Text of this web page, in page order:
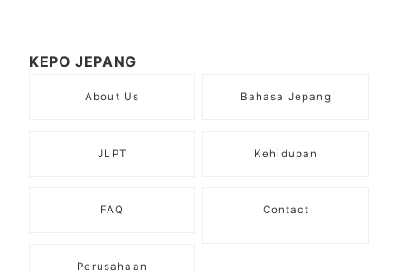
KEPO JEPANG
About Us Bahasa Jepang
JLPT Kehidupan
FAQ Contact
Perusahaan